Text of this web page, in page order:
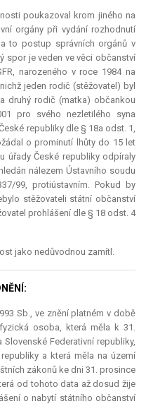
poukazoval krom jiného na
orgány při vydání rozhodnutí
to postup správních orgánů v
spor je veden ve věci občanství
narozeného v roce 1984 na
jeden rodič (stěžovatel) byl
druhý rodič (matka) občankou
pro svého nezletilého syna
republiky dle § 18a odst. 1,
o prominutí lhůty do 15 let
úřady České republiky odpíraly
nálezem Ústavního soudu
99, protiústavním. Pokud by
stěžovateli státní občanství
prohlášení dle § 18 odst. 4
jako nedůvodnou zamítl.
Sb., ve znění platném v době
osoba, která měla k 31.
Federativní republiky,
a která měla na území
zákonů ke dni 31. prosince
od tohoto data až dosud žije
o nabytí státního občanství